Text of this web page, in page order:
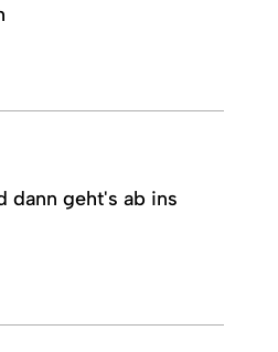
dann geht's ab ins